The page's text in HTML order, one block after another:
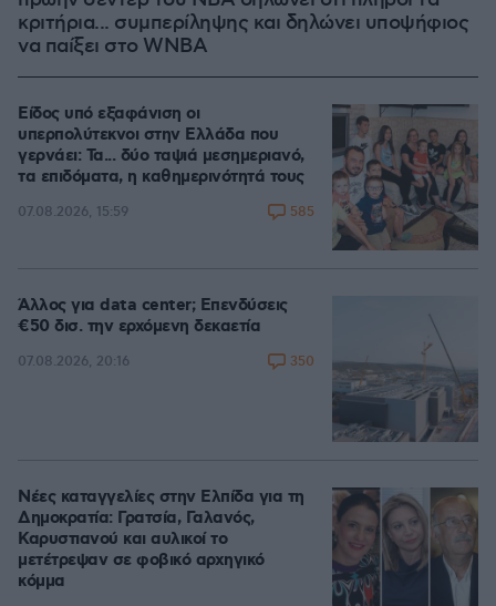
κριτήρια... συμπερίληψης και δηλώνει υποψήφιος
να παίξει στο WNBA
Είδος υπό εξαφάνιση οι
υπερπολύτεκνοι στην Ελλάδα που
γερνάει: Τα... δύο ταψιά μεσημεριανό,
τα επιδόματα, η καθημερινότητά τους
07.08.2026, 15:59 585
Άλλος για data center; Επενδύσεις
€50 δισ. την ερχόμενη δεκαετία
07.08.2026, 20:16 350
Νέες καταγγελίες στην Ελπίδα για τη
Δημοκρατία: Γρατσία, Γαλανός,
Καρυστιανού και αυλικοί το
μετέτρεψαν σε φοβικό αρχηγικό
κόμμα